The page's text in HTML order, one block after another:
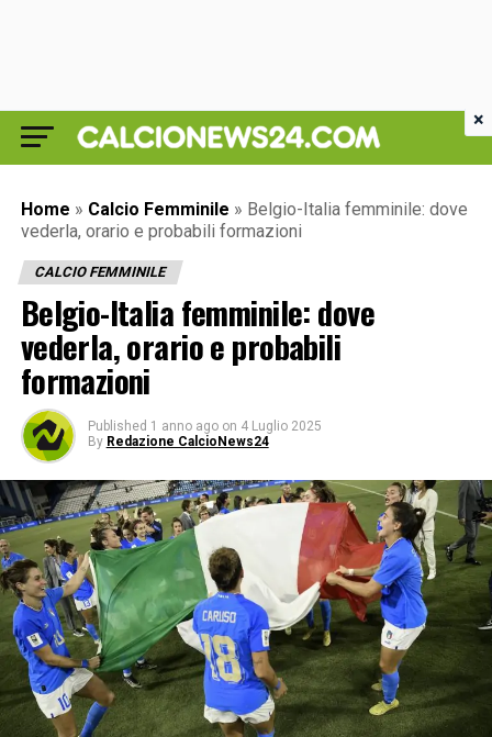
Home » Calcio Femminile » Belgio-Italia femminile: dove
vederla, orario e probabili formazioni
CALCIO FEMMINILE
Belgio-Italia femminile: dove
vederla, orario e probabili
formazioni
Published 1 anno ago on 4 Luglio 2025
By Redazione CalcioNews24
×